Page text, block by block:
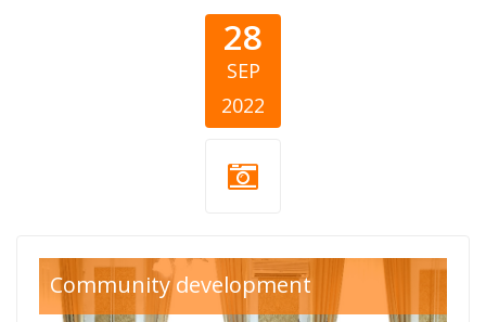
28
SEP
2022
CSR-cover-
Community development